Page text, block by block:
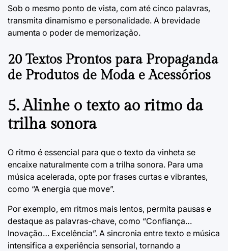
Sob o mesmo ponto de vista, com até cinco palavras,
transmita dinamismo e personalidade. A brevidade
aumenta o poder de memorização.
20 Textos Prontos para Propaganda
de Produtos de Moda e Acessórios
5. Alinhe o texto ao ritmo da
trilha sonora
O ritmo é essencial para que o texto da vinheta se
encaixe naturalmente com a trilha sonora. Para uma
música acelerada, opte por frases curtas e vibrantes,
como “A energia que move”.
Por exemplo, em ritmos mais lentos, permita pausas e
destaque as palavras-chave, como “Confiança…
Inovação… Excelência”. A sincronia entre texto e música
intensifica a experiência sensorial, tornando a